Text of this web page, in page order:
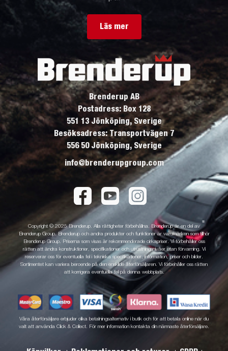
Läs mer
Brenderup AB
Postadress: Box 128
551 13 Jönköping, Sverige
Besöksadress: Transportvägen 7
556 50 Jönköping, Sverige
info@brenderupgroup.com
Copyright © 2025 Brenderup. Alla rättigheter förbehållna. Brenderup är en del av
Brenderup Group. Brenderup och andra produkter och funktioner är varumärken som tillhör
Brenderup Group. Priserna som visas är rekommenderade cirkapriser. Vi förbehåller oss
rätten att ändra konstruktioner, specifikationer och utrustningsnivåer utan förvarning. Vi
reserverar oss för eventuella fel i tekniska specifikationer, information, priser och bilder.
Sortimentet kan variera beroende på den enskilde återförsäljaren. Vi förbehåller oss rätten
att korrigera eventuella fel på denna webbplats.
Våra återförsäljare erbjuder olika betalningsalternativ i butik och för att betala online när du
valt att använda Click & Collect. För mer information kontakta din närmaste återförsäljare.